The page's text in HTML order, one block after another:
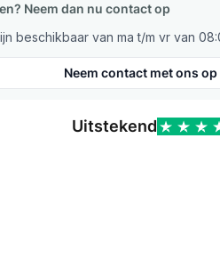
Neem dan nu contact op
beschikbaar van ma t/m vr van
Neem contact met ons op
Uitstekend